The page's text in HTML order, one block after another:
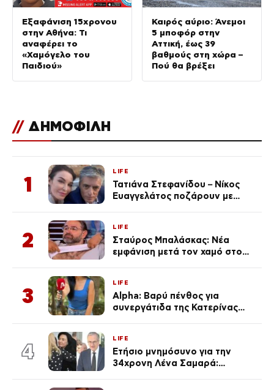
Εξαφάνιση 15χρονου
στην Αθήνα: Τι
αναφέρει το
«Χαμόγελο του
Παιδιού»
Καιρός αύριο: Άνεμοι
5 μποφόρ στην
Αττική, έως 39
βαθμούς στη χώρα –
Πού θα βρέξει
// ΔΗΜΟΦΙΛΗ
1
LIFE
Τατιάνα Στεφανίδου – Νίκος
Ευαγγελάτος ποζάρουν με
2
LIFE
Σταύρος Μπαλάσκας: Νέα
εμφάνιση μετά τον χαμό στο
3
LIFE
Alpha: Βαρύ πένθος για
συνεργάτιδα της Κατερίνας
του Θεού»
4
LIFE
Ετήσιο μνημόσυνο για την
34χρονη Λένα Σαμαρά: